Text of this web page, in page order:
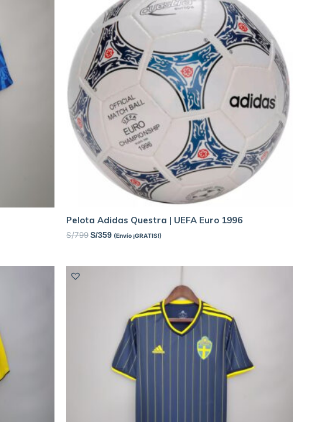
Pelota Adidas Questra | UEFA Euro 1996
S/799 S/359 (Envío ¡GRATIS!)